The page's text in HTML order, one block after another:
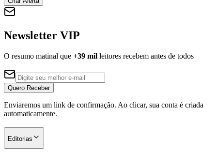
Newsletter VIP
O resumo matinal que +39 mil leitores recebem antes de todos
Quero Receber
Enviaremos um link de confirmação. Ao clicar, sua conta é criada
automaticamente.
Editorias